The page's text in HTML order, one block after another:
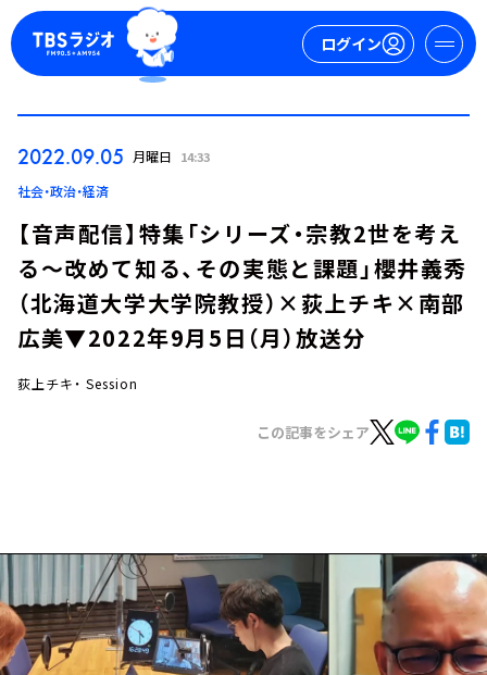
ログイン
今日の番組表
YouTube
会社情報
2022.09.05 月曜日 14:33
社会・政治・経済
【音声配信】特集「シリーズ・宗教2世を考え
る～改めて知る、その実態と課題」櫻井義秀
（北海道大学大学院教授）×荻上チキ×南部
広美▼2022年9月5日（月）放送分
荻上チキ・ Session
この記事をシェア